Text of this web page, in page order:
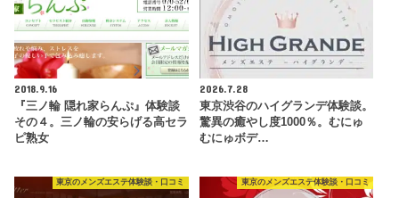
2018.9.16
『三ノ輪 隠れ家らんぷ』体験談
その４。三ノ輪の安らげる高セラ
ピ熟女
2026.7.28
東京渋谷のハイグランデ体験談。
驚異の癒やし度1000％。むにゅ
むにゅボデ…
東京のメンズエステ体験談・口コミ 東京のメンズエステ体験談・口コミ